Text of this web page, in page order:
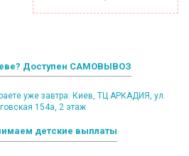
Доступен САМОВЫВОЗ
уже завтра: Киев, ТЦ АРКАДИЯ, ул.
154а, 2 этаж
детские выплаты